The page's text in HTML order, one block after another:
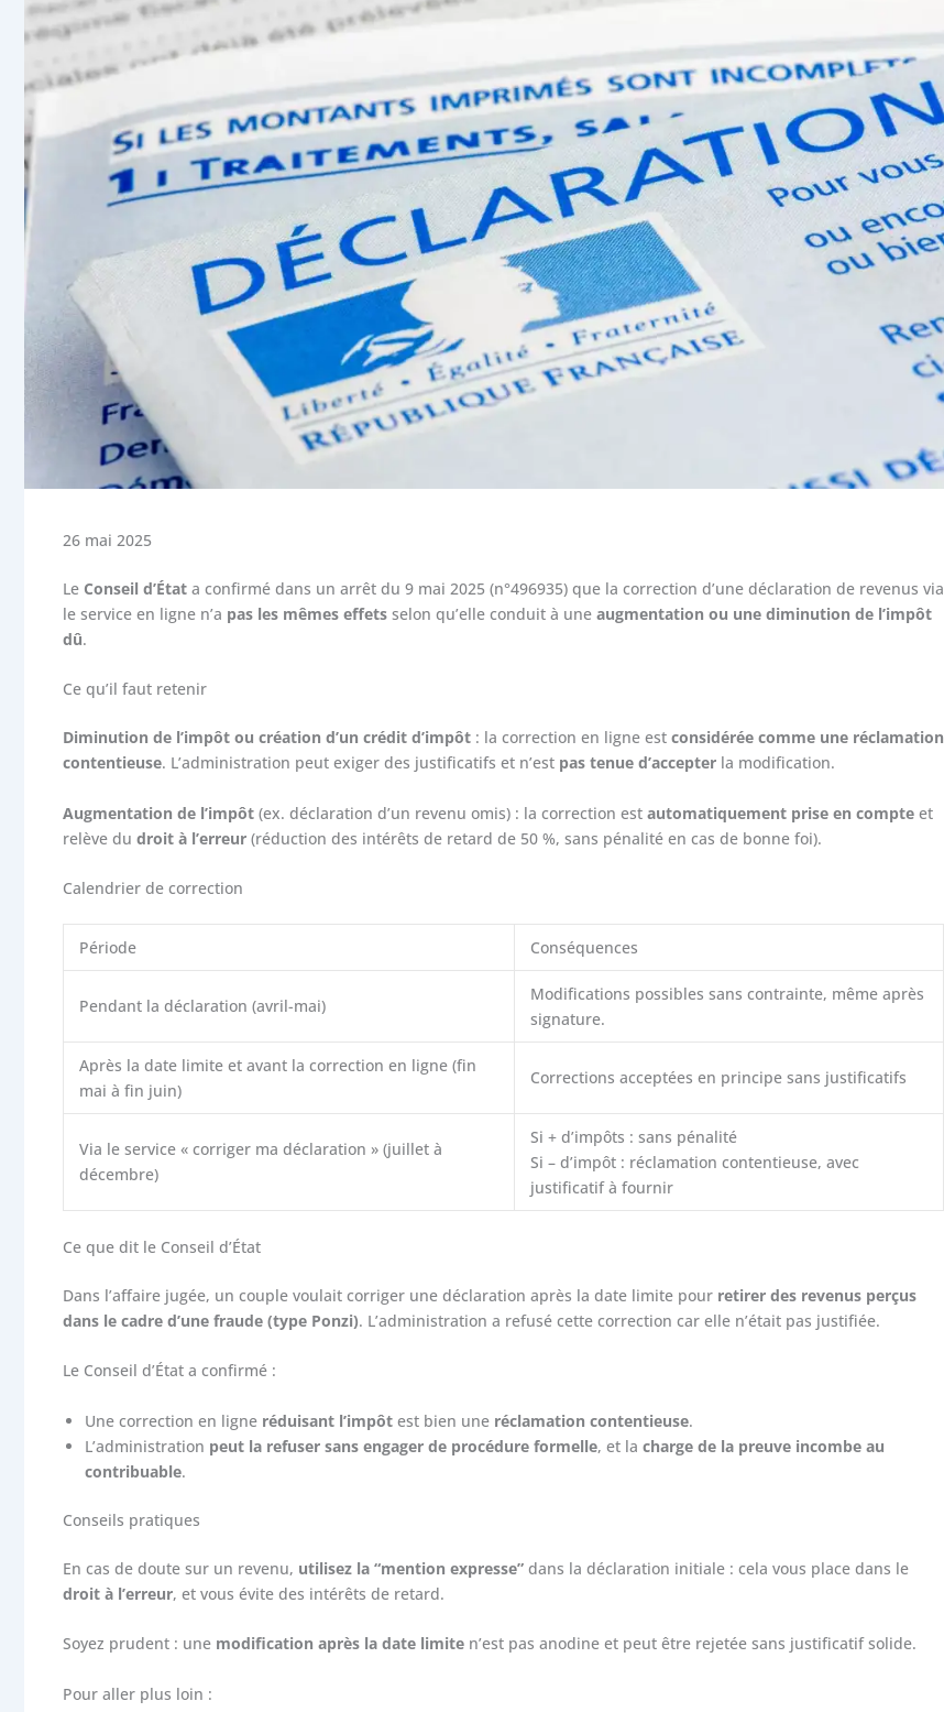
26 mai 2025
Le Conseil d’État a confirmé dans un arrêt du 9 mai 2025 (n°496935) que la correction d’une déclaration de revenus via
le service en ligne n’a pas les mêmes effets selon qu’elle conduit à une augmentation ou une diminution de l’impôt
dû.
Ce qu’il faut retenir
Diminution de l’impôt ou création d’un crédit d’impôt : la correction en ligne est considérée comme une réclamation
contentieuse. L’administration peut exiger des justificatifs et n’est pas tenue d’accepter la modification.
Augmentation de l’impôt (ex. déclaration d’un revenu omis) : la correction est automatiquement prise en compte et
relève du droit à l’erreur (réduction des intérêts de retard de 50 %, sans pénalité en cas de bonne foi).
Calendrier de correction
Période Conséquences
Pendant la déclaration (avril-mai)
Modifications possibles sans contrainte, même après
signature.
Après la date limite et avant la correction en ligne (fin
mai à fin juin)
Corrections acceptées en principe sans justificatifs
Via le service « corriger ma déclaration » (juillet à
décembre)
Si + d’impôts : sans pénalité
Si – d’impôt : réclamation contentieuse, avec
justificatif à fournir
Ce que dit le Conseil d’État
Dans l’affaire jugée, un couple voulait corriger une déclaration après la date limite pour retirer des revenus perçus
dans le cadre d’une fraude (type Ponzi). L’administration a refusé cette correction car elle n’était pas justifiée.
Le Conseil d’État a confirmé :
Une correction en ligne réduisant l’impôt est bien une réclamation contentieuse.
L’administration peut la refuser sans engager de procédure formelle, et la charge de la preuve incombe au
contribuable.
Conseils pratiques
En cas de doute sur un revenu, utilisez la “mention expresse” dans la déclaration initiale : cela vous place dans le
droit à l’erreur, et vous évite des intérêts de retard.
Soyez prudent : une modification après la date limite n’est pas anodine et peut être rejetée sans justificatif solide.
Pour aller plus loin :